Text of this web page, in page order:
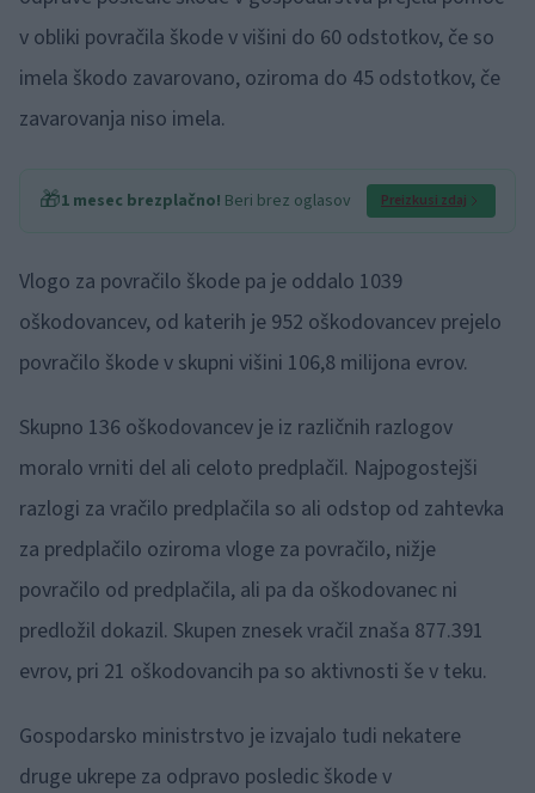
v obliki povračila škode v višini do 60 odstotkov, če so
imela škodo zavarovano, oziroma do 45 odstotkov, če
zavarovanja niso imela.
🎁1 mesec brezplačno! Beri brez oglasov Preizkusi zdaj
Vlogo za povračilo škode pa je oddalo 1039
oškodovancev, od katerih je 952 oškodovancev prejelo
povračilo škode v skupni višini 106,8 milijona evrov.
Skupno 136 oškodovancev je iz različnih razlogov
moralo vrniti del ali celoto predplačil. Najpogostejši
razlogi za vračilo predplačila so ali odstop od zahtevka
za predplačilo oziroma vloge za povračilo, nižje
povračilo od predplačila, ali pa da oškodovanec ni
predložil dokazil. Skupen znesek vračil znaša 877.391
evrov, pri 21 oškodovancih pa so aktivnosti še v teku.
Gospodarsko ministrstvo je izvajalo tudi nekatere
druge ukrepe za odpravo posledic škode v